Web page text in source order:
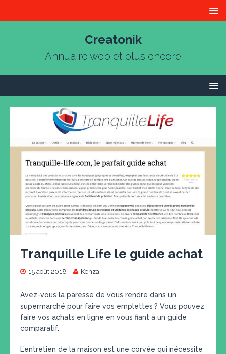
Creatonik
Annuaire web et plus encore
Tranquille Life le guide achat
15 août 2018 Kenza
Avez-vous la paresse de vous rendre dans un
supermarché pour faire vos emplettes ? Vous pouvez
faire vos achats en ligne en vous fiant à un guide
comparatif.
L’entretien de la maison est une corvée qui nécessite